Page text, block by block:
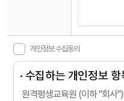
개인정보 수집동의
· 수집하는 개인정보 항
원격평생교육원 (이하 "회사